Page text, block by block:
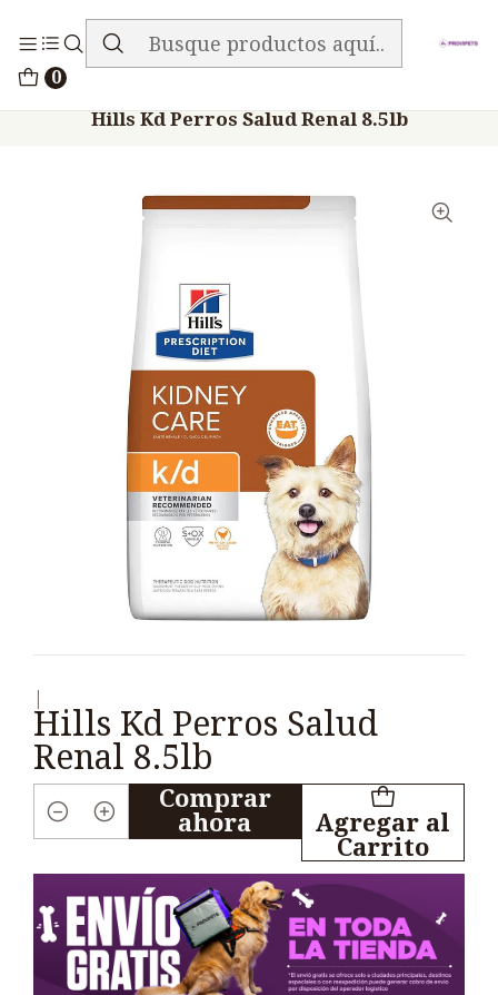
0
ENVIO GRATIS EN TODA LA TIENDA
Hills Kd Perros Salud Renal 8.5lb
Hills Kd Perros Salud
Renal 8.5lb
Cantidad
Agregar al
Carrito
Comprar
ahora